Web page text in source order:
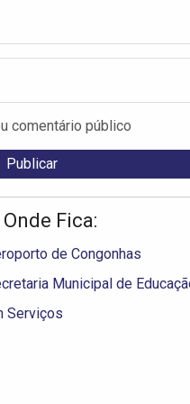
comentário público
Fica:
de Congonhas
Municipal de
Serviços